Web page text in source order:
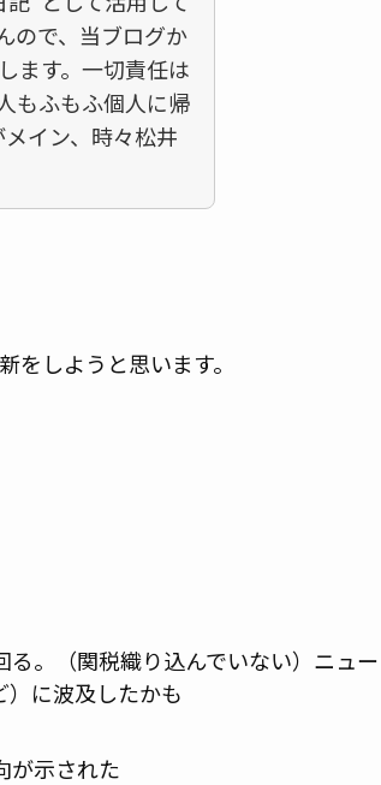
ので、当ブログか
ます。一切責任は
もふもふ個人に帰
イン、時々松井
しようと思います。
。（関税織り込んでいない）ニュー
に波及したかも
が示された